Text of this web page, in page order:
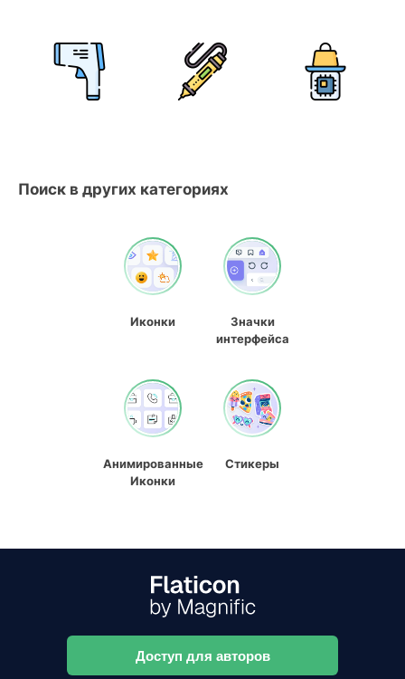
Поиск в других категориях
Иконки
Значки
интерфейса
Анимированные
Иконки
Стикеры
Доступ для авторов